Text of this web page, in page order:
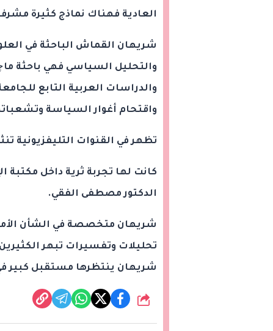
العادية فهناك نماذج كثيرة
شريهان القماش الباحثة في
والتحليل السياسي فهي باحثة
والدراسات العربية التابع
واقتحام أغوار السياسة
تظهر في القنوات التليفزيونية
كانت لها تجربة ثرية داخل مكتبة
الدكتور مصطفى الفقي.
شريهان متخصصة في الشأن
تحليلات وتفسيرات تبهر
شريهان ينتظرها مستقبل كبير
شارك